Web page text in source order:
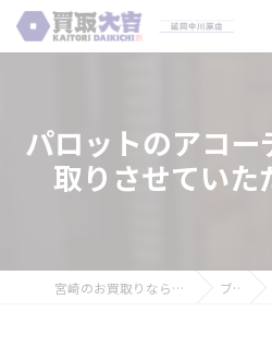
パロットのアコー
取りさせていた
宮崎のお買取りなら買取大吉 延岡中川原店 ブログ